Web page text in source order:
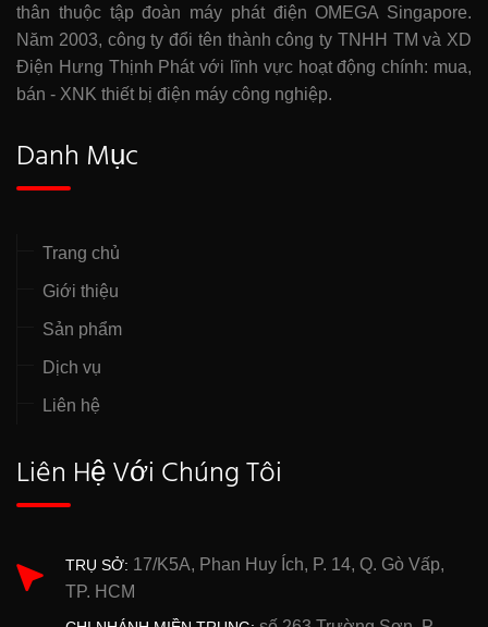
thân thuộc tập đoàn máy phát điện OMEGA Singapore.
Năm 2003, công ty đổi tên thành công ty TNHH TM và XD
Điện Hưng Thịnh Phát với lĩnh vực hoạt động chính: mua,
bán - XNK thiết bị điện máy công nghiệp.
Danh Mục
Trang chủ
Giới thiệu
Sản phẩm
Dịch vụ
Liên hệ
Liên Hệ Với Chúng Tôi
TRỤ SỞ: 17/K5A, Phan Huy Ích, P. 14, Q. Gò Vấp,
TP. HCM